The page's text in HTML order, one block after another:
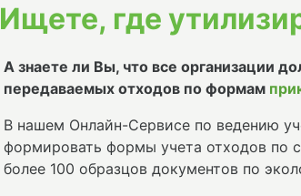
Ищете, где
А знаете ли Вы, что все организации
передаваемых отходов по формам
В нашем Онлайн-Сервисе по ведению
формировать формы учета отходов по
более 100 образцов документов по